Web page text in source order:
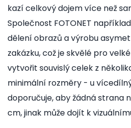
kazí celkový dojem více než
Společnost FOTONET
dělení obrazů a výrobu
zakázku, což je skvělé pro
vytvořit souvislý celek z
minimální rozměry - u
doporučuje, aby žádná strana
cm, jinak může dojít k